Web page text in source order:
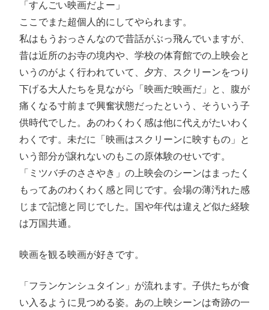
「すんごい映画だよー」
ここでまた超個人的にしてやられます。
私はもうおっさんなので昔話がぶっ飛んでいますが、
昔は近所のお寺の境内や、学校の体育館での上映会と
いうのがよく行われていて、夕方、スクリーンをつり
下げる大人たちを見ながら「映画だ映画だ」と、腹が
痛くなる寸前まで興奮状態だったという、そういう子
供時代でした。あのわくわく感は他に代えがたいわく
わくです。未だに「映画はスクリーンに映すもの」と
いう部分が譲れないのもこの原体験のせいです。
「ミツバチのささやき」の上映会のシーンはまったく
もってあのわくわく感と同じです。会場の薄汚れた感
じまで記憶と同じでした。国や年代は違えど似た経験
は万国共通。
映画を観る映画が好きです。
「フランケンシュタイン」が流れます。子供たちが食
い入るように見つめる姿。あの上映シーンは奇跡の一